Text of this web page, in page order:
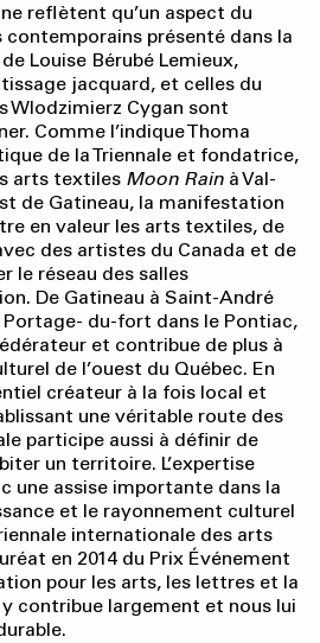
reflètent qu’un aspect du
présenté dans la
Louise Bérubé Lemieux,
jacquard, et celles du
Wlodzimierz Cygan sont
Comme l’indique Thoma
de la Triennale et fondatrice,
arts textiles Moon Rain à Val-
de Gatineau, la manifestation
en valeur les arts textiles, de
des artistes du Canada et de
le réseau des salles
De Gatineau à Saint-André
Portage- du-fort dans le Pontiac,
et contribue de plus à
de l’ouest du Québec. En
créateur à la fois local et
une véritable route des
participe aussi à définir de
un territoire. L’expertise
une assise importante dans la
et le rayonnement culturel
internationale des arts
en 2014 du Prix Événement
pour les arts, les lettres et la
contribue largement et nous lui